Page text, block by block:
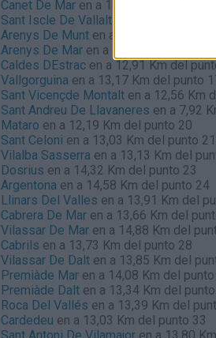
Canet De Mar en a 10,55 Km del punto
Sant Iscle De Vallalta
Arenys De Munt en a 11,24 Km del
Arenys De Mar en a 10,69 Km del punto
Caldes DEstrac en a 12,91 Km del
Vallgorguina en a 13,17 Km del punto
Sant Vicençde Montalt en a 12,56 Km
Sant Andreu De Llavaneres en a 7,92
Mataro en a 12,19 Km del punto 20
Sant Celoni en a 13,03 Km del punto 21
Vilalba Sasserra en a 13,13 Km del
Dosrius en a 14,32 Km del punto 23
Argentona en a 14,58 Km del punto 24
Llinars Del Valles en a 13,91 Km del
Cabrera De Mar en a 13,66 Km del
Vilassar De Mar en a 14,88 Km del
Cabrils en a 13,73 Km del punto 28
Vilassar De Dalt en a 13,85 Km del
Premiàde Mar en a 14,08 Km del
Premiàde Dalt en a 13,34 Km del
Roca Del Vallés en a 13,39 Km del
Cardedeu en a 13,03 Km del punto 33